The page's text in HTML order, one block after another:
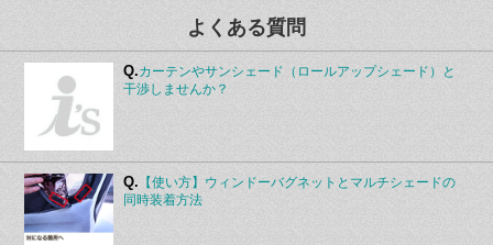
よくある質問
Q.カーテンやサンシェード（ロールアップシェード）と
干渉しませんか？
Q. 【使い方】ウィンドーバグネットとマルチシェードの
同時装着方法